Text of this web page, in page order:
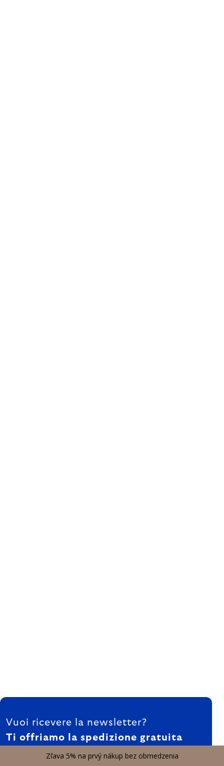
FOOTER
Vuoi ricevere la newsletter?
Ti offriamo la spedizione gratuita
Già 177 000 persone si iscrivono
Zľava 5% na prvý nákup bez obmedzenia